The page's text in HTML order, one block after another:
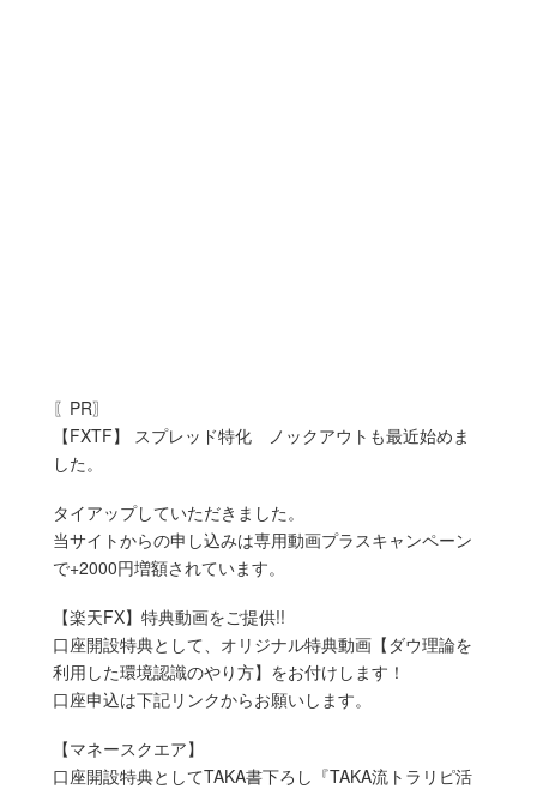
〖PR〗
【FXTF】 スプレッド特化 ノックアウトも最近始めま
した。
タイアップしていただきました。
当サイトからの申し込みは専用動画プラスキャンペーン
で+2000円増額されています。
【楽天FX】特典動画をご提供!!
口座開設特典として、オリジナル特典動画【ダウ理論を
利用した環境認識のやり方】をお付けします！
口座申込は下記リンクからお願いします。
【マネースクエア】
口座開設特典としてTAKA書下ろし『TAKA流トラリピ活